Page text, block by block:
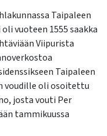
Taipaleen
vuoteen 1555 saakka
Viipurista
Taipaleen
voudille oli osoitettu
josta vouti Per
tammikuussa